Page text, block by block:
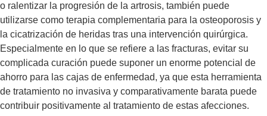
o ralentizar la progresión de la artrosis, también puede
utilizarse como terapia complementaria para la osteoporosis y
la cicatrización de heridas tras una intervención quirúrgica.
Especialmente en lo que se refiere a las fracturas, evitar su
complicada curación puede suponer un enorme potencial de
ahorro para las cajas de enfermedad, ya que esta herramienta
de tratamiento no invasiva y comparativamente barata puede
contribuir positivamente al tratamiento de estas afecciones.